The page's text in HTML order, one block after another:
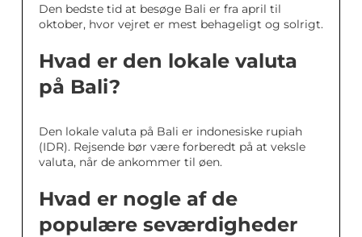
Den bedste tid at besøge Bali er fra april til
oktober, hvor vejret er mest behageligt og solrigt.
Hvad er den lokale valuta
på Bali?
Den lokale valuta på Bali er indonesiske rupiah
(IDR). Rejsende bør være forberedt på at veksle
valuta, når de ankommer til øen.
Hvad er nogle af de
populære seværdigheder